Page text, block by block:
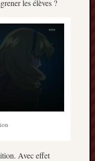
les élèves ?
Avec effet